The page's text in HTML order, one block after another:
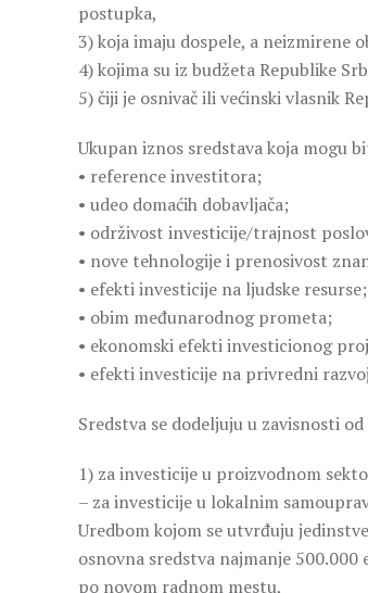
postupka,
3) koja imaju dospele, a neizmirene
4) kojima su iz budžeta Republike
5) čiji je osnivač ili većinski vlasnik
Ukupan iznos sredstava koja mogu
• reference investitora;
• udeo domaćih dobavljača;
• održivost investicije/trajnost
• nove tehnologije i prenosivost
• efekti investicije na ljudske resurse;
• obim međunarodnog prometa;
• ekonomski efekti investicionog
• efekti investicije na privredni
Sredstva se dodeljuju u zavisnosti
1) za investicije u proizvodnom
– za investicije u lokalnim
Uredbom kojom se utvrđuju
osnovna sredstva najmanje
po novom radnom mestu,